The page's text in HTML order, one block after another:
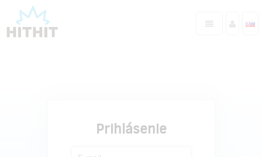
Prihlásenie